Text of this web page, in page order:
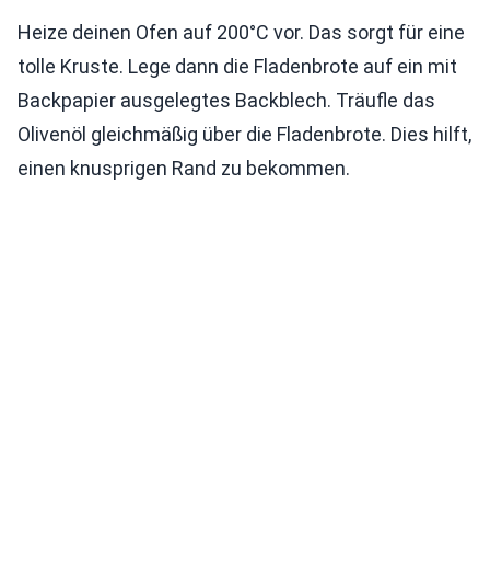
Heize deinen Ofen auf 200°C vor. Das sorgt für eine
tolle Kruste. Lege dann die Fladenbrote auf ein mit
Backpapier ausgelegtes Backblech. Träufle das
Olivenöl gleichmäßig über die Fladenbrote. Dies hilft,
einen knusprigen Rand zu bekommen.